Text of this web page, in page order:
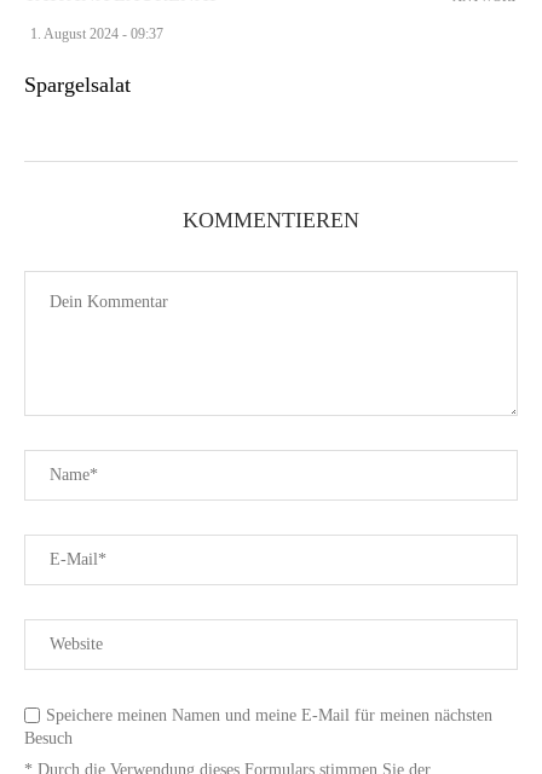
1. August 2024 - 09:37
Spargelsalat
KOMMENTIEREN
Speichere meinen Namen und meine E-Mail für meinen nächsten
Besuch
* Durch die Verwendung dieses Formulars stimmen Sie der